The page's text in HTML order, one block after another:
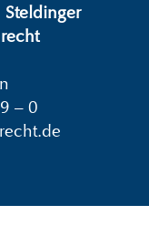
Steldinger
– 0